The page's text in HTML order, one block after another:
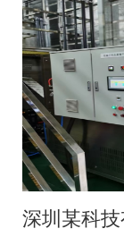
蒸汽低温
深圳某科